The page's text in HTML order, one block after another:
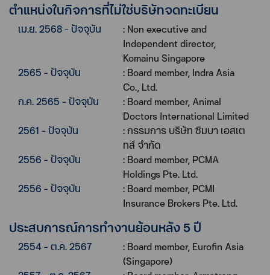
ตำแหน่งในกิจการที่ไม่ใช่บริษัทจดทะเบียน
เม.ย. 2568 - ปัจจุบัน
: Non executive and
Independent director,
Komainu Singapore
2565 - ปัจจุบัน
: Board member, Indra Asia
Co., Ltd.
ก.ค. 2565 - ปัจจุบัน
: Board member, Animal
Doctors International Limited
2561 - ปัจจุบัน
: กรรมการ บริษัท ซิมบา เอสเต
ทส์ จำกัด
2556 - ปัจจุบัน
: Board member, PCMA
Holdings Pte. Ltd.
2556 - ปัจจุบัน
: Board member, PCMI
Insurance Brokers Pte. Ltd.
ประสบการณ์การทำงานย้อนหลัง 5 ปี
2554 - ต.ค. 2567
: Board member, Eurofin Asia
(Singapore)